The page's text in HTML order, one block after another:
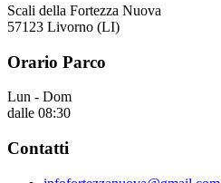
Scali della Fortezza Nuova
57123 Livorno (LI)
Orario Parco
Lun - Dom
dalle 08:30
Contatti